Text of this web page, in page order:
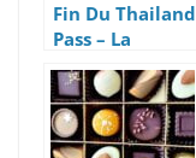
Fin Du Thailand
Pass – La
Thaïlande Est
Complètement
Ouverte